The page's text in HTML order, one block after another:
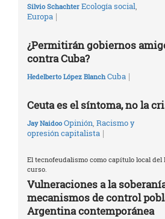
Silvio Schachter Ecología social
Europa |
¿Permitirán gobiernos
contra Cuba?
Hedelberto López Blanch Cuba |
Ceuta es el síntoma, no la
Jay Naidoo Opinión Racismo y
opresión capitalista |
El tecnofeudalismo como capítulo local del
curso.
Vulneraciones a la
mecanismos de control
Argentina contemporánea